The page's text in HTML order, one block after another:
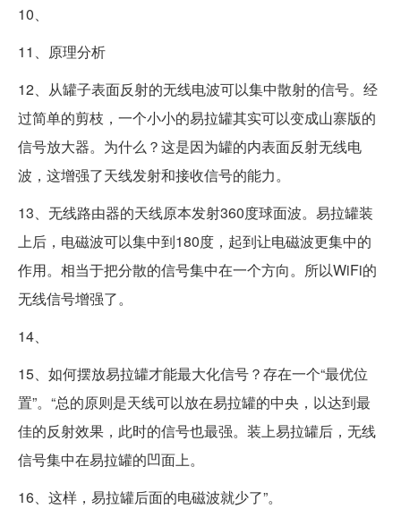
10、
11、原理分析
12、从罐子表面反射的无线电波可以集中散射的信号。经
过简单的剪枝，一个小小的易拉罐其实可以变成山寨版的
信号放大器。为什么？这是因为罐的内表面反射无线电
波，这增强了天线发射和接收信号的能力。
13、无线路由器的天线原本发射360度球面波。易拉罐装
上后，电磁波可以集中到180度，起到让电磁波更集中的
作用。相当于把分散的信号集中在一个方向。所以WiFi的
无线信号增强了。
14、
15、如何摆放易拉罐才能最大化信号？存在一个“最优位
置”。“总的原则是天线可以放在易拉罐的中央，以达到最
佳的反射效果，此时的信号也最强。装上易拉罐后，无线
信号集中在易拉罐的凹面上。
16、这样，易拉罐后面的电磁波就少了”。